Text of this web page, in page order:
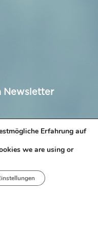
Newsletter
Jahren einer
Erfahrung auf
we are using or